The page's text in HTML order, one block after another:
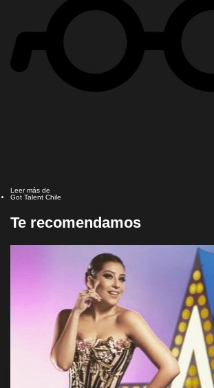
Leer más de
Got Talent Chile
Te recomendamos